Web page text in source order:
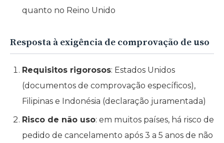
quanto no Reino Unido
Resposta à exigência de comprovação de uso
Requisitos rigorosos: Estados Unidos
(documentos de comprovação específicos),
Filipinas e Indonésia (declaração juramentada)
Risco de não uso: em muitos países, há risco de
pedido de cancelamento após 3 a 5 anos de não